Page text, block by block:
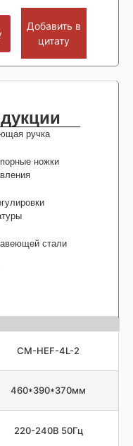
Добавить в
цитату
ручка
ножки
стали
СМ-HEF-4L-2
460*390*370мм
220-240В 50Гц